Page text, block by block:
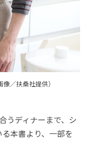
／扶桑社提供）
うディナーまで、シ
本書より、一部を